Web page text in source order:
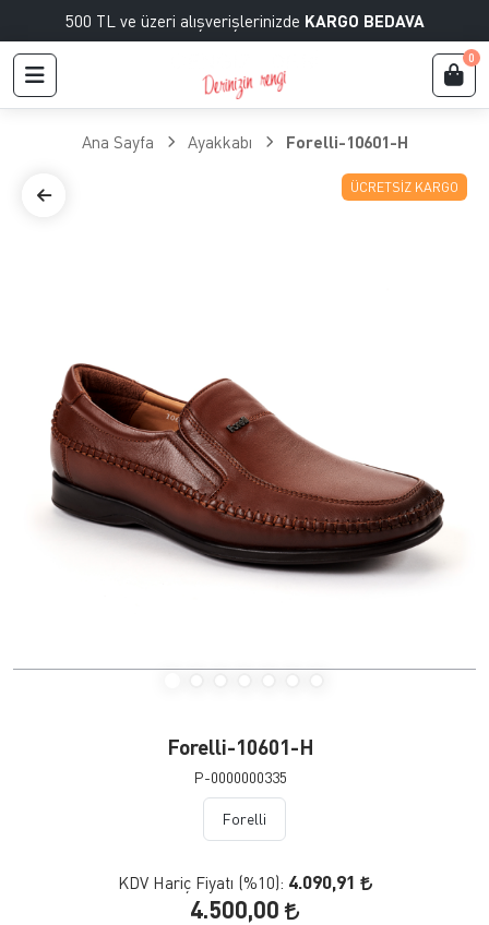
500 TL ve üzeri alışverişlerinizde KARGO BEDAVA
0
Ana Sayfa Ayakkabı Forelli-10601-H
ÜCRETSIZ KARGO
Forelli-10601-H
P-0000000335
Forelli
KDV Hariç Fiyatı (%10): 4.090,91
4.500,00